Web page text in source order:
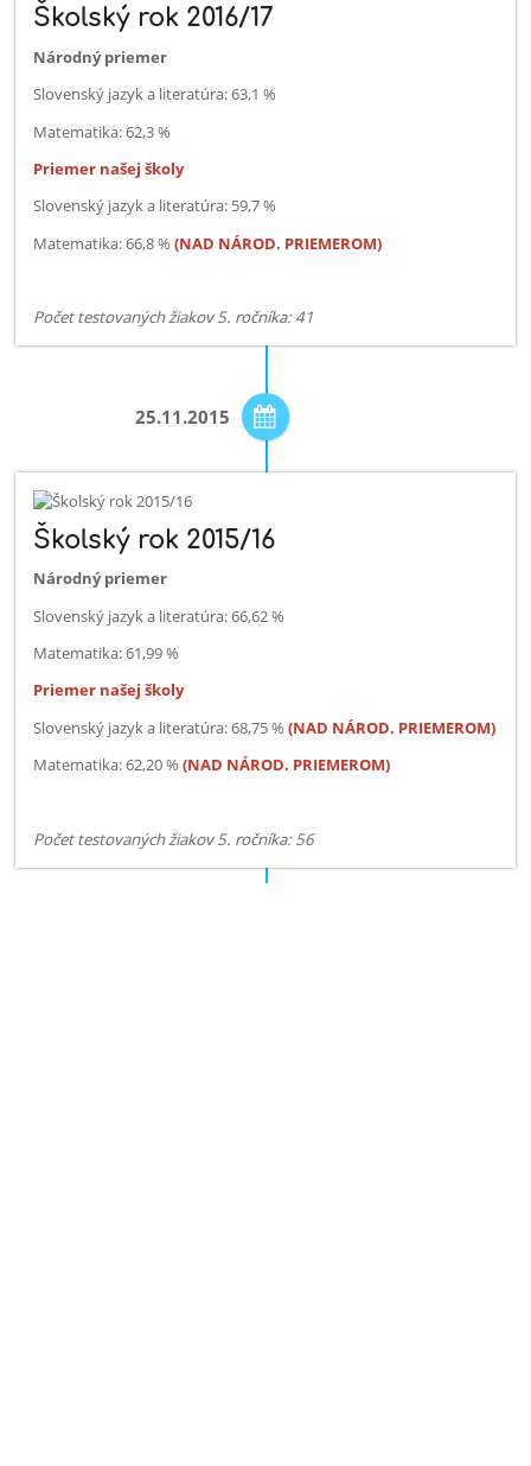
Školský rok 2016/17
Národný priemer
Slovenský jazyk a literatúra: 63,1 %
Matematika: 62,3 %
Priemer našej školy
Slovenský jazyk a literatúra: 59,7 %
Matematika: 66,8 %(NAD NÁROD. PRIEMEROM)
Počet testovaných žiakov 5. ročníka: 41
25.11.2015
Školský rok 2015/16
Národný priemer
Slovenský jazyk a literatúra: 66,62 %
Matematika: 61,99 %
Priemer našej školy
Slovenský jazyk a literatúra: 68,75 %(NAD NÁROD. PRIEMEROM)
Matematika: 62,20 %(NAD NÁROD. PRIEMEROM)
Počet testovaných žiakov 5. ročníka: 56